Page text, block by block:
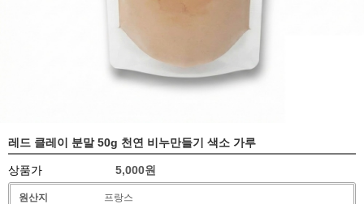
레드 클레이 분말 50g 천연 비누만들기 색소 가루
상품가 5,000원
원산지 프랑스